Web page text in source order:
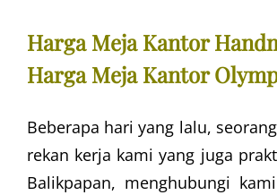
Harga Meja Kantor
Harga Meja Kantor
Beberapa hari yang lalu,
rekan kerja kami yang juga
Balikpapan, menghubungi